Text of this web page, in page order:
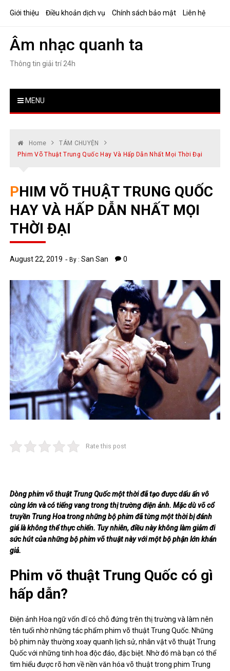
Giới thiệu Điều khoản dịch vụ Chính sách bảo mật Liên hệ
Âm nhạc quanh ta
Thông tin giải trí 24h
MENU
Home
TÁM CHUYỆN
Phim Võ Thuật Trung Quốc Hay Và Hấp Dẫn Nhất Mọi Thời Đại
PHIM VÕ THUẬT TRUNG QUỐC
HAY VÀ HẤP DẪN NHẤT MỌI
THỜI ĐẠI
August 22, 2019 By :San San 0
Rate this post
Dòng phim võ thuật Trung Quốc một thời đã tạo được dấu ấn vô
cùng lớn và có tiếng vang trong thị trường điện ảnh. Mặc dù võ cổ
truyền Trung Hoa trong những bộ phim đã từng một thời bị đánh
giá là không thể thực chiến. Tuy nhiên, điều này không làm giảm đi
sức hút của những bộ phim võ thuật này với một bộ phận lớn khán
giả.
Phim võ thuật Trung Quốc có gì
hấp dẫn?
Điện ảnh Hoa ngữ vốn dĩ có chỗ đứng trên thị trường và làm nên
tên tuổi nhờ những tác phẩm phim võ thuật Trung Quốc. Những
bộ phim này thường xoay quanh lịch sử, nhân vật võ thuật Trung
Quốc với những tinh hoa độc đáo, đặc biệt. Nhờ đó mà bạn có thể
tìm hiểu được rõ hơn về nền văn hóa võ thuật trong phim Trung